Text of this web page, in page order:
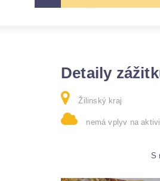
Detaily
Žilinský kraj
nemá vplyv na
S